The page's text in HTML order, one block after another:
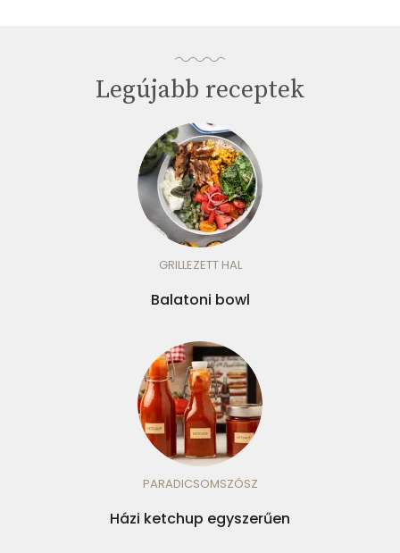
Legújabb receptek
GRILLEZETT HAL
Balatoni bowl
PARADICSOMSZÓSZ
Házi ketchup egyszerűen